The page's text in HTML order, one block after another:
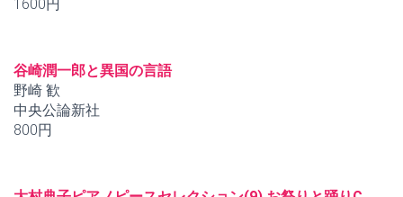
1600円
谷崎潤一郎と異国の言語
野崎 歓
中央公論新社
800円